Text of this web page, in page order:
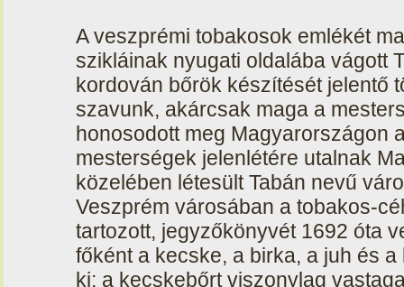
A veszprémi tobakosok emlékét
szikláinak nyugati oldalába vágott
kordován bőrök készítését jelentő
szavunk, akárcsak maga a
honosodott meg Magyarországon
mesterségek jelenlétére utalnak
közelében létesült Tabán nevű
Veszprém városában a tobakos-
tartozott, jegyzőkönyvét 1692 óta
főként a kecske, a birka, a juh és
ki; a kecskebőrt viszonylag